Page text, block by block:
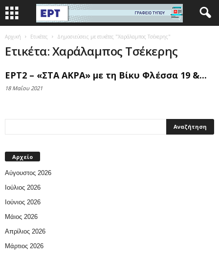
Αρχική Ετικέτες Δημοσιεύσεις με ετικέτες "Χαράλαμπος Τσέκερης"
Ετικέτα: Χαράλαμπος Τσέκερης
ΕΡΤ2 – «ΣΤΑ ΑΚΡΑ» με τη Βίκυ Φλέσσα 19 &...
18 Μαΐου 2021
Αρχείο
Αύγουστος 2026
Ιούλιος 2026
Ιούνιος 2026
Μάιος 2026
Απρίλιος 2026
Μάρτιος 2026